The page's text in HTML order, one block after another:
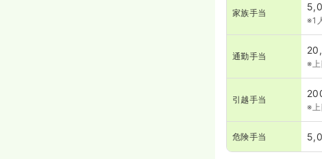
家族手当
※1
通勤手当
※
引越手当
※
危険手当